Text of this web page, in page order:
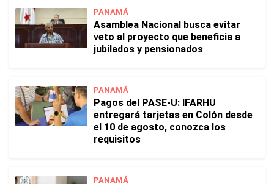
PANAMÁ
Asamblea Nacional busca evitar
veto al proyecto que beneficia a
jubilados y pensionados
PANAMÁ
Pagos del PASE-U: IFARHU
entregará tarjetas en Colón desde
el 10 de agosto, conozca los
requisitos
PANAMÁ